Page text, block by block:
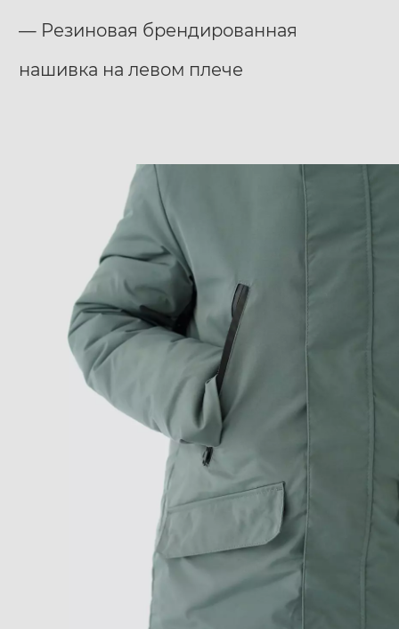
— Резиновая брендированная
нашивка на левом плече